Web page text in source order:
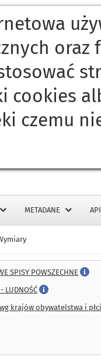
cookies
czemu
METADANE API
SPISY POWSZECHNE
LUDNOŚĆ
krajów obywatelstwa i